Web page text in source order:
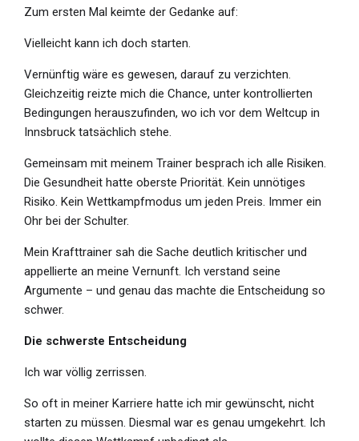
Zum ersten Mal keimte der Gedanke auf:
Vielleicht kann ich doch starten.
Vernünftig wäre es gewesen, darauf zu verzichten.
Gleichzeitig reizte mich die Chance, unter kontrollierten
Bedingungen herauszufinden, wo ich vor dem Weltcup in
Innsbruck tatsächlich stehe.
Gemeinsam mit meinem Trainer besprach ich alle Risiken.
Die Gesundheit hatte oberste Priorität. Kein unnötiges
Risiko. Kein Wettkampfmodus um jeden Preis. Immer ein
Ohr bei der Schulter.
Mein Krafttrainer sah die Sache deutlich kritischer und
appellierte an meine Vernunft. Ich verstand seine
Argumente – und genau das machte die Entscheidung so
schwer.
Die schwerste Entscheidung
Ich war völlig zerrissen.
So oft in meiner Karriere hatte ich mir gewünscht, nicht
starten zu müssen. Diesmal war es genau umgekehrt. Ich